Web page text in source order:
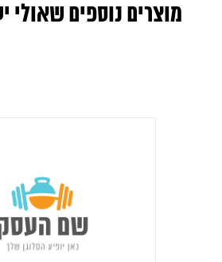
מוצרים נוספים שאולי